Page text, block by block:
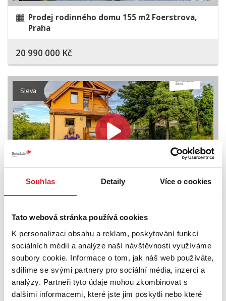
Souhlas Detaily Více o cookies
Tato webová stránka používá cookies
K personalizaci obsahu a reklam, poskytování funkcí
sociálních médií a analýze naší návštěvnosti využíváme
soubory cookie. Informace o tom, jak náš web používáte,
sdílíme se svými partnery pro sociální média, inzerci a
analýzy. Partneři tyto údaje mohou zkombinovat s
dalšími informacemi, které jste jim poskytli nebo které
Prodej rodinného domu 155 m2 Foerstrova,
Praha
20 990 000 Kč
Sleva
Prodej rodinného domu 242 m2 Za dálnicí,
19 900 000 Kč